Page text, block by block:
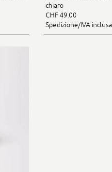
chiaro
CHF 49.00
Spedizione/IVA inclusa